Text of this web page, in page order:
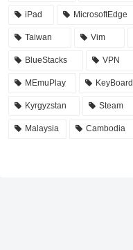
iPad MicrosoftEdge
Taiwan Vim
BlueStacks VPN
MEmuPlay KeyBoard
Kyrgyzstan Steam
Malaysia Cambodia